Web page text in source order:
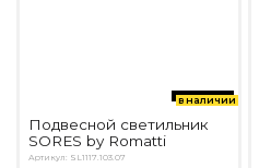
в наличии
Подвесной светильник
SORES by Romatti
Артикул: SL1117.103.07